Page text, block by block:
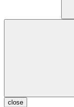
close